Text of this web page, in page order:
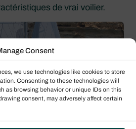
Consent
we use technologies like cookies to store
Consenting to these technologies will
as browsing behavior or unique IDs on this
consent, may adversely affect certain
de vrai voilier.